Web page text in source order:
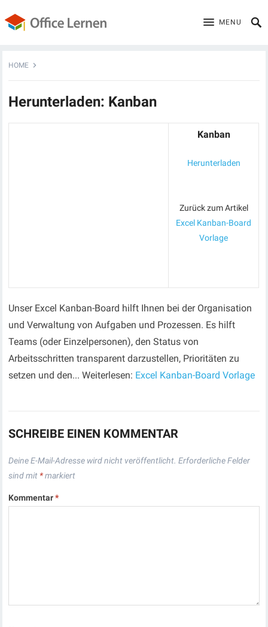
MENU
HOME
Herunterladen: Kanban
Kanban
Herunterladen
Zurück zum Artikel
Excel Kanban-Board
Vorlage
Unser Excel Kanban-Board hilft Ihnen bei der Organisation
und Verwaltung von Aufgaben und Prozessen. Es hilft
Teams (oder Einzelpersonen), den Status von
Arbeitsschritten transparent darzustellen, Prioritäten zu
setzen und den... Weiterlesen: Excel Kanban-Board Vorlage
SCHREIBE EINEN KOMMENTAR
Deine E-Mail-Adresse wird nicht veröffentlicht. Erforderliche Felder
sind mit *markiert
Kommentar*